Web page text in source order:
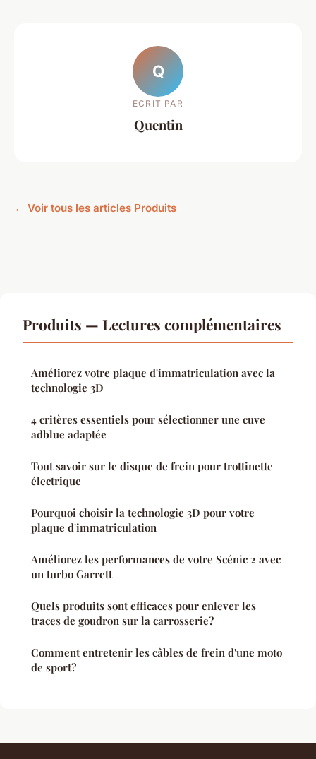
Q
ECRIT PAR
Quentin
← Voir tous les articles Produits
Produits — Lectures complémentaires
Améliorez votre plaque d'immatriculation avec la
technologie 3D
4 critères essentiels pour sélectionner une cuve
adblue adaptée
Tout savoir sur le disque de frein pour trottinette
électrique
Pourquoi choisir la technologie 3D pour votre
plaque d'immatriculation
Améliorez les performances de votre Scénic 2 avec
un turbo Garrett
Quels produits sont efficaces pour enlever les
traces de goudron sur la carrosserie?
Comment entretenir les câbles de frein d'une moto
de sport?